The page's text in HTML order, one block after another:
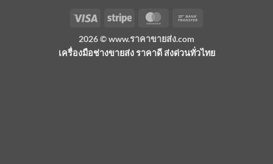
Visa Stripe MasterCard
2026 ©www.ราคาขายส่ง.com
เครื่องมือช่างขายส่ง ราคาดี ส่งด่วนทั่วไทย